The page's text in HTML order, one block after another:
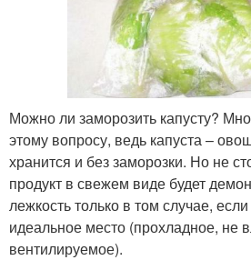
Можно ли заморозить капусту?
этому вопросу, ведь капуста –
хранится и без заморозки. Но не
продукт в свежем виде будет
лежкость только в том случае,
идеальное место (прохладное, не
вентилируемое).